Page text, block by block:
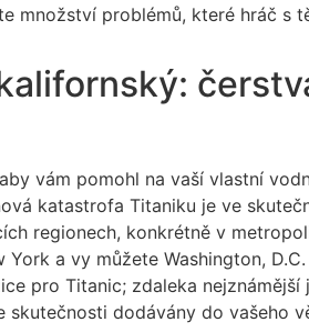
množství problémů, které hráč
vám pomohl na vaší vlastní
katastrofa Titaniku je ve
regionech, konkrétně v
York a vy můžete Washington,
pro Titanic; zdaleka
skutečnosti dodávány do vašeho